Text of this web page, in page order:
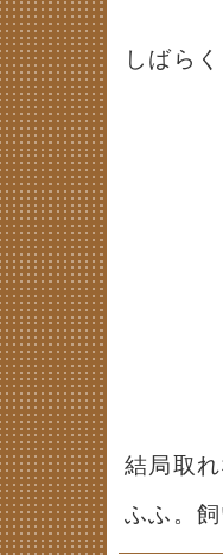
しばら
結局取
ふふ。飼